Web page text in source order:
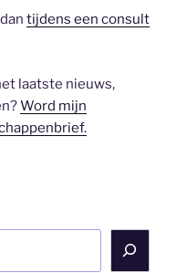
tijdens een consult
laatste nieuws,
Word mijn